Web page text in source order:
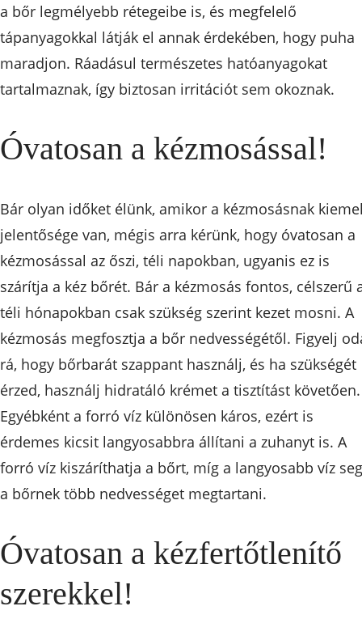
a bőr legmélyebb rétegeibe is, és megfelelő
tápanyagokkal látják el annak érdekében, hogy puha
maradjon. Ráadásul természetes hatóanyagokat
tartalmaznak, így biztosan irritációt sem okoznak.
Óvatosan a kézmosással!
Bár olyan időket élünk, amikor a kézmosásnak
jelentősége van, mégis arra kérünk, hogy óvatosan a
kézmosással az őszi, téli napokban, ugyanis ez is
szárítja a kéz bőrét. Bár a kézmosás fontos, célszerű
téli hónapokban csak szükség szerint kezet mosni. A
kézmosás megfosztja a bőr nedvességétől. Figyelj
rá, hogy bőrbarát szappant használj, és ha szükségét
érzed, használj hidratáló krémet a tisztítást követően.
Egyébként a forró víz különösen káros, ezért is
érdemes kicsit langyosabbra állítani a zuhanyt is. A
forró víz kiszáríthatja a bőrt, míg a langyosabb víz
a bőrnek több nedvességet megtartani.
Óvatosan a kézfertőtlenítő
szerekkel!